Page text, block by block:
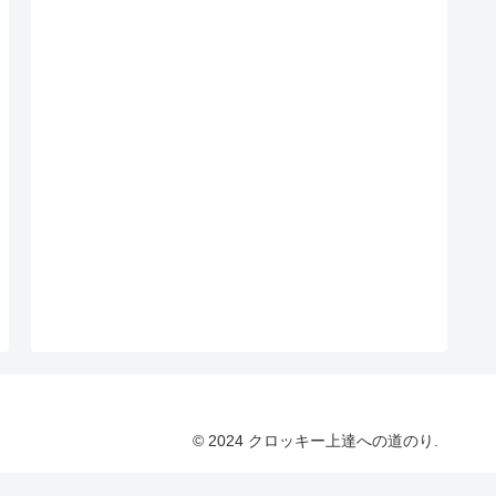
© 2024 クロッキー上達への道のり.